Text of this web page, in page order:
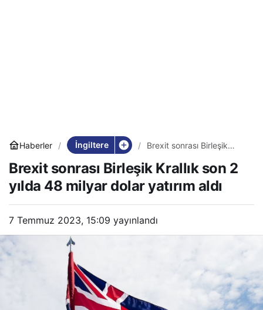
Haberler İngiltere
Brexit sonrası Birleşik
milyar dolar yatırım aldı
Brexit sonrası Birleşik Krallık son 2
yılda 48 milyar dolar yatırım aldı
7 Temmuz 2023, 15:09 yayınlandı